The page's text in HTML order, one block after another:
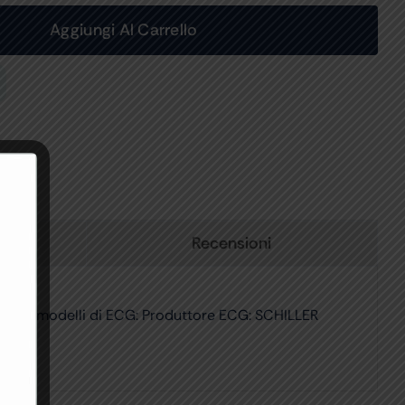
Aggiungi Al Carrello
Recensioni
modelli di ECG: Produttore ECG: SCHILLER